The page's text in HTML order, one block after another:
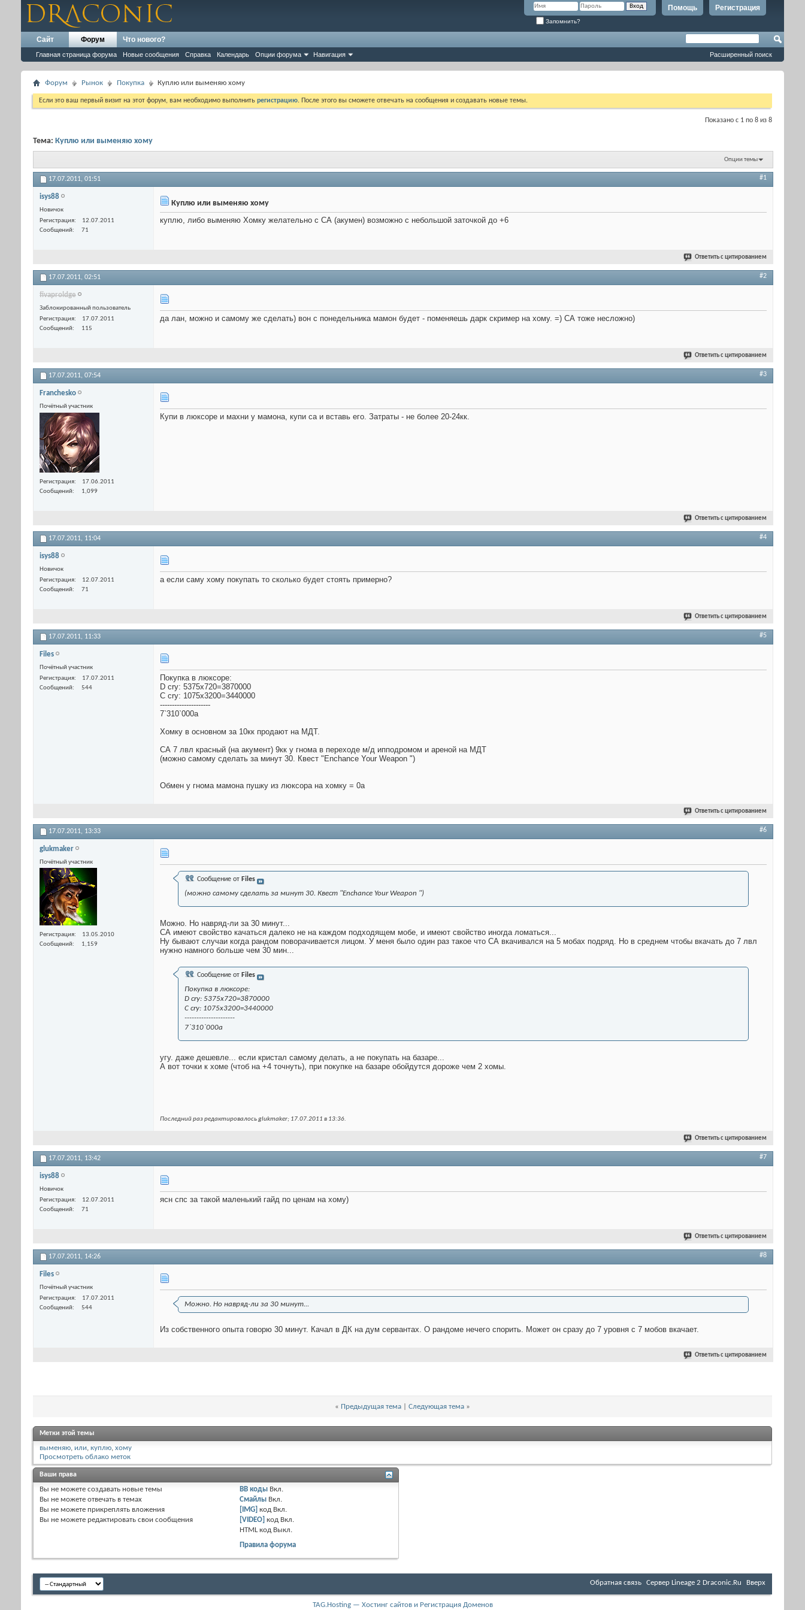
Регистрация
Помощь
Запомнить?
Сайт Форум
Главная страница форума Новые сообщения Справка Календарь Опции форума Навигация
Что нового?
Расширенный поиск
Форум Рынок Покупка Куплю или выменяю хому
Если это ваш первый визит на этот форум, вам необходимо выполнить регистрацию. После этого вы сможете отвечать на сообщения и создавать новые темы.
Показано с 1 по 8 из 8
Тема: Куплю или выменяю хому
Опции темы
17.07.2011, 01:51 #1
isys88
Новичок
Регистрация
12.07.2011
Сообщений
71
Куплю или выменяю хому
куплю, либо выменяю Хомку желательно с СА (акумен) возможно с небольшой заточкой до +6
Ответить с цитированием
17.07.2011, 02:51 #2
fivaproldge
Заблокированный пользователь
Регистрация
17.07.2011
Сообщений
115
да лан, можно и самому же сделать) вон с понедельника мамон будет - поменяешь дарк скример на хому. =) СА тоже несложно)
Ответить с цитированием
17.07.2011, 07:54 #3
Franchesko
Почётный участник
Регистрация
17.06.2011
Сообщений
1,099
Купи в люксоре и махни у мамона, купи са и вставь его. Затраты - не более 20-24кк.
Ответить с цитированием
17.07.2011, 11:04 #4
isys88
Новичок
Регистрация
12.07.2011
Сообщений
71
а если саму хому покупать то сколько будет стоять примерно?
Ответить с цитированием
17.07.2011, 11:33 #5
Files
Почётный участник
Регистрация
17.07.2011
Сообщений
544
Покупка в люксоре:
D cry: 5375x720=3870000
C cry: 1075x3200=3440000
---------------------
7`310`000а
Хомку в основном за 10кк продают на МДТ.
СА 7 лвл красный (на акумент) 9кк у гнома в переходе м/д ипподромом и ареной на МДТ
(можно самому сделать за минут 30. Квест "Enchance Your Weapon ")
Обмен у гнома мамона пушку из люксора на хомку = 0а
Ответить с цитированием
17.07.2011, 13:33 #6
glukmaker
Почётный участник
Регистрация
13.05.2010
Сообщений
1,159
Сообщение от Files
(можно самому сделать за минут 30. Квест "Enchance Your Weapon ")
Можно. Но навряд-ли за 30 минут...
СА имеют свойство качаться далеко не на каждом подходящем мобе, и имеют свойство иногда ломаться...
Ну бывают случаи когда рандом поворачивается лицом. У меня было один раз такое что СА вкачивался на 5 мобах подряд. Но в среднем чтобы вкачать до 7 лвл
нужно намного больше чем 30 мин...
Сообщение от Files
Покупка в люксоре:
D cry: 5375x720=3870000
C cry: 1075x3200=3440000
---------------------
7`310`000а
угу. даже дешевле... если кристал самому делать, а не покупать на базаре...
А вот точки к хоме (чтоб на +4 точнуть), при покупке на базаре обойдутся дороже чем 2 хомы.
Последний раз редактировалось glukmaker; 17.07.2011 в 13:36.
Ответить с цитированием
17.07.2011, 13:42 #7
isys88
Новичок
Регистрация
12.07.2011
Сообщений
71
ясн спс за такой маленький гайд по ценам на хому)
Ответить с цитированием
17.07.2011, 14:26 #8
Files
Почётный участник
Регистрация
17.07.2011
Сообщений
544 Можно. Но навряд-ли за 30 минут...
Из собственного опыта говорю 30 минут. Качал в ДК на дум сервантах. О рандоме нечего спорить. Может он сразу до 7 уровня с 7 мобов вкачает.
Ответить с цитированием
« Предыдущая тема Следующая тема »
Метки этой темы
выменяю, или, куплю, хому
Просмотреть облако меток
Ваши права
Вы не можете создавать новые темы
Вы не можете отвечать в темах
Вы не можете прикреплять вложения
Вы не можете редактировать свои сообщения
BB коды Вкл.
Смайлы Вкл.
[IMG] код Вкл.
[VIDEO] код Вкл.
HTML код Выкл.
Правила форума
Обратная связь Cервер Lineage 2 Draconic.Ru Вверх
TAG.Hosting — Хостинг сайтов и Регистрация Доменов